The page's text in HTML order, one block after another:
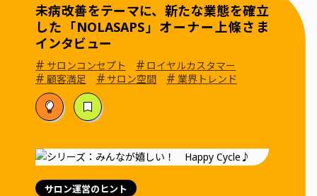
未病改善をテーマに、新たな業態を確立
した「NOLASAPS」オーナー上條さま
インタビュー
# サロンコンセプト # ロイヤルカスタマー
# 顧客満足 # サロン空間 # 業界トレンド
サロン運営のヒント